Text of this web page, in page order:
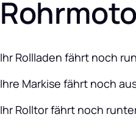
Ihr Rollladen fährt noch
Ihre Markise fährt noch
Ihr Rolltor fährt noch